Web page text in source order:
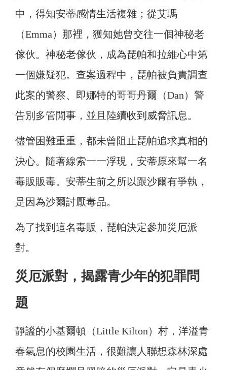
中，得知安蒂感情生活複雜；從艾瑪
（Emma）那裡，獲知她曾交往一個神秘老
傢伙。神秘老傢伙，成為琵帕和拉維心中第
一個嫌疑犯。查案過程中，琵帕被負責調查
此案的警察、即娜特的哥哥丹爾（Dan）警
告別多管閒事，並且陸續收到威脅訊息。
儘管困難重重，都未曾阻止琵帕追求真相的
決心。隨著線索一一浮現，安蒂原來幫一名
毒販販毒。安蒂生前之所以跟沙爾有爭執，
是因為沙爾討厭毒品。
為了找到這名毒販，琵帕決定參加災厄派
對。
災厄派對，揭露青少年的犯罪問
題
靜謐的小基爾頓（Little Kilton）村，洋溢青
春氣息的校園生活，很難讓人聯想森林深處